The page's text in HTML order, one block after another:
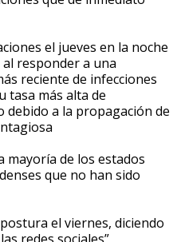
el jueves en la noche
responder a una
reciente de infecciones
tasa más alta de
debido a la propagación de
mayoría de los estados
que no han sido
el viernes, diciendo